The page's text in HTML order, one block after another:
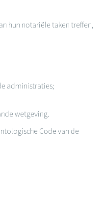
hun notariële taken treffen,
administraties;
wetgeving.
Code van de